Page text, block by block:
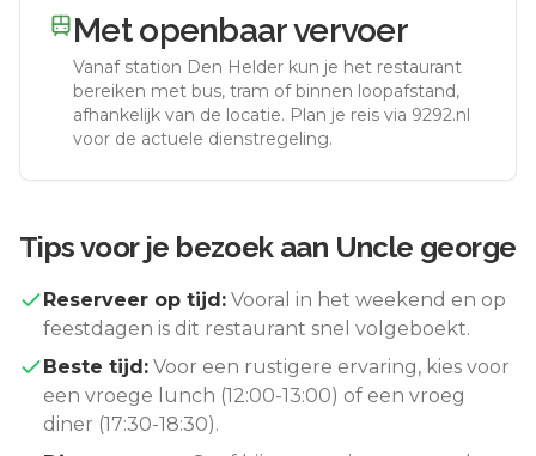
Met openbaar vervoer
Vanaf station Den Helder kun je het restaurant
bereiken met bus, tram of binnen loopafstand,
afhankelijk van de locatie. Plan je reis via 9292.nl
voor de actuele dienstregeling.
Tips voor je bezoek aan Uncle george
Reserveer op tijd: Vooral in het weekend en op
feestdagen is dit restaurant snel volgeboekt.
Beste tijd: Voor een rustigere ervaring, kies voor
een vroege lunch (12:00-13:00) of een vroeg
diner (17:30-18:30).